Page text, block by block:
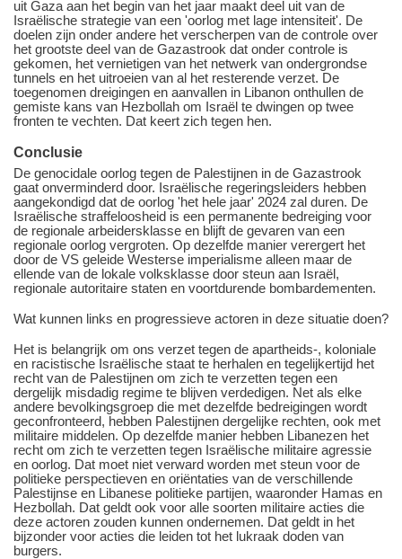
uit Gaza aan het begin van het jaar maakt deel uit van de
Israëlische strategie van een 'oorlog met lage intensiteit'. De
doelen zijn onder andere het verscherpen van de controle over
het grootste deel van de Gazastrook dat onder controle is
gekomen, het vernietigen van het netwerk van ondergrondse
tunnels en het uitroeien van al het resterende verzet. De
toegenomen dreigingen en aanvallen in Libanon onthullen de
gemiste kans van Hezbollah om Israël te dwingen op twee
fronten te vechten. Dat keert zich tegen hen.
Conclusie
De genocidale oorlog tegen de Palestijnen in de Gazastrook
gaat onverminderd door. Israëlische regeringsleiders hebben
aangekondigd dat de oorlog 'het hele jaar' 2024 zal duren. De
Israëlische straffeloosheid is een permanente bedreiging voor
de regionale arbeidersklasse en blijft de gevaren van een
regionale oorlog vergroten. Op dezelfde manier verergert het
door de VS geleide Westerse imperialisme alleen maar de
ellende van de lokale volksklasse door steun aan Israël,
regionale autoritaire staten en voortdurende bombardementen.
Wat kunnen links en progressieve actoren in deze situatie doen?
Het is belangrijk om ons verzet tegen de apartheids-, koloniale
en racistische Israëlische staat te herhalen en tegelijkertijd het
recht van de Palestijnen om zich te verzetten tegen een
dergelijk misdadig regime te blijven verdedigen. Net als elke
andere bevolkingsgroep die met dezelfde bedreigingen wordt
geconfronteerd, hebben Palestijnen dergelijke rechten, ook met
militaire middelen. Op dezelfde manier hebben Libanezen het
recht om zich te verzetten tegen Israëlische militaire agressie
en oorlog. Dat moet niet verward worden met steun voor de
politieke perspectieven en oriëntaties van de verschillende
Palestijnse en Libanese politieke partijen, waaronder Hamas en
Hezbollah. Dat geldt ook voor alle soorten militaire acties die
deze actoren zouden kunnen ondernemen. Dat geldt in het
bijzonder voor acties die leiden tot het lukraak doden van
burgers.